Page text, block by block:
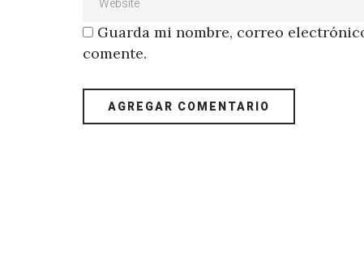
Guarda mi nombre, correo
comente.